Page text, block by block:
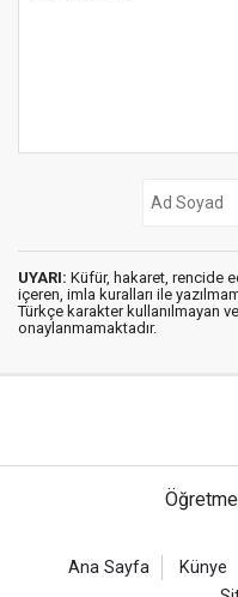
UYARI: Küfür, hakaret, rencide
içeren, imla kuralları ile
Türkçe karakter kullanılmayan
onaylanmamaktadır.
Ana Sayfa Künye